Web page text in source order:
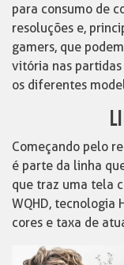
para consumo de
resoluções e,
gamers, que
vitória nas partidas
os diferentes
Começando pelo
é parte da linha
que traz uma tela
WQHD, tecnologia
cores e taxa de